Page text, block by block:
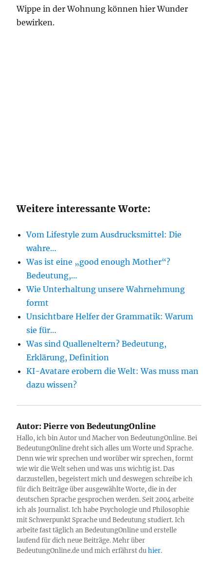
Wippe in der Wohnung können hier Wunder
bewirken.
Weitere interessante Worte:
Vom Lifestyle zum Ausdrucksmittel: Die
wahre…
Was ist eine „good enough Mother“?
Bedeutung,…
Wie Unterhaltung unsere Wahrnehmung
formt
Unsichtbare Helfer der Grammatik: Warum
sie für…
Was sind Qualleneltern? Bedeutung,
Erklärung, Definition
KI-Avatare erobern die Welt: Was muss man
dazu wissen?
Autor: Pierre von BedeutungOnline
Hallo, ich bin Autor und Macher von BedeutungOnline. Bei
BedeutungOnline dreht sich alles um Worte und Sprache.
Denn wie wir sprechen und worüber wir sprechen, formt
wie wir die Welt sehen und was uns wichtig ist. Das
darzustellen, begeistert mich und deswegen schreibe ich
für dich Beiträge über ausgewählte Worte, die in der
deutschen Sprache gesprochen werden. Seit 2004 arbeite
ich als Journalist. Ich habe Psychologie und Philosophie
mit Schwerpunkt Sprache und Bedeutung studiert. Ich
arbeite fast täglich an BedeutungOnline und erstelle
laufend für dich neue Beiträge. Mehr über
BedeutungOnline.de und mich erfährst duhier.